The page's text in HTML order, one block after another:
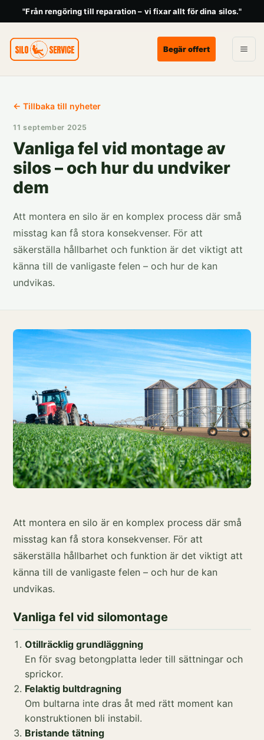
"Från rengöring till reparation – vi fixar allt för dina silos."
Begär offert
← Tillbaka till nyheter
11 september 2025
Vanliga fel vid montage av
silos – och hur du undviker
dem
Att montera en silo är en komplex process där små
misstag kan få stora konsekvenser. För att
säkerställa hållbarhet och funktion är det viktigt att
känna till de vanligaste felen – och hur de kan
undvikas.
Att montera en silo är en komplex process där små
misstag kan få stora konsekvenser. För att
säkerställa hållbarhet och funktion är det viktigt att
känna till de vanligaste felen – och hur de kan
undvikas.
Vanliga fel vid silomontage
Otillräcklig grundläggning
En för svag betongplatta leder till sättningar och
sprickor.
Felaktig bultdragning
Om bultarna inte dras åt med rätt moment kan
konstruktionen bli instabil.
Bristande tätning